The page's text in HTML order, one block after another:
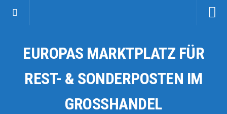
Kategorien
Auto & Motorrad
Fahrzeuge & Transport
EUROPAS MARKTPLATZ FÜR
REST- & SONDERPOSTEN IM
GROSSHANDEL